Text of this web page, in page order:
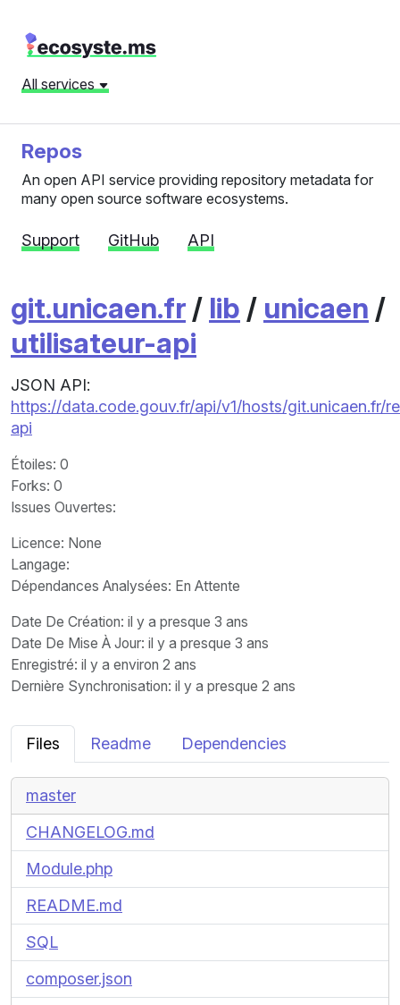
All services
Repos
An open API service providing repository metadata for
many open source software ecosystems.
Support GitHub API
git.unicaen.fr / lib / unicaen /
utilisateur-api
JSON API:
https://data.code.gouv.fr/api/v1/hosts/git.unicaen.fr/
api
Étoiles: 0
Forks: 0
Issues Ouvertes:
Licence: None
Langage:
Dépendances Analysées: En Attente
Date De Création: il y a presque 3 ans
Date De Mise À Jour: il y a presque 3 ans
Enregistré: il y a environ 2 ans
Dernière Synchronisation: il y a presque 2 ans
Files Readme Dependencies
master
CHANGELOG.md
Module.php
README.md
SQL
composer.json